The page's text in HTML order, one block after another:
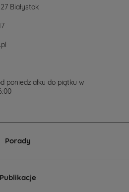
Białystok
poniedziałku do piątku w
Porady
Publikacje